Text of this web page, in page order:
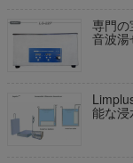
専門の
音波湯
能な